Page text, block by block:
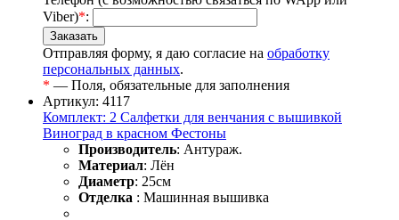
Viber)*:
Отправляя форму, я даю согласие на обработку
персональных данных.
* — Поля, обязательные для заполнения
Артикул: 4117
Комплект: 2 Салфетки для венчания с вышивкой
Виноград в красном Фестоны
Производитель: Антураж.
Материал: Лён
Диаметр: 25см
Отделка : Машинная вышивка